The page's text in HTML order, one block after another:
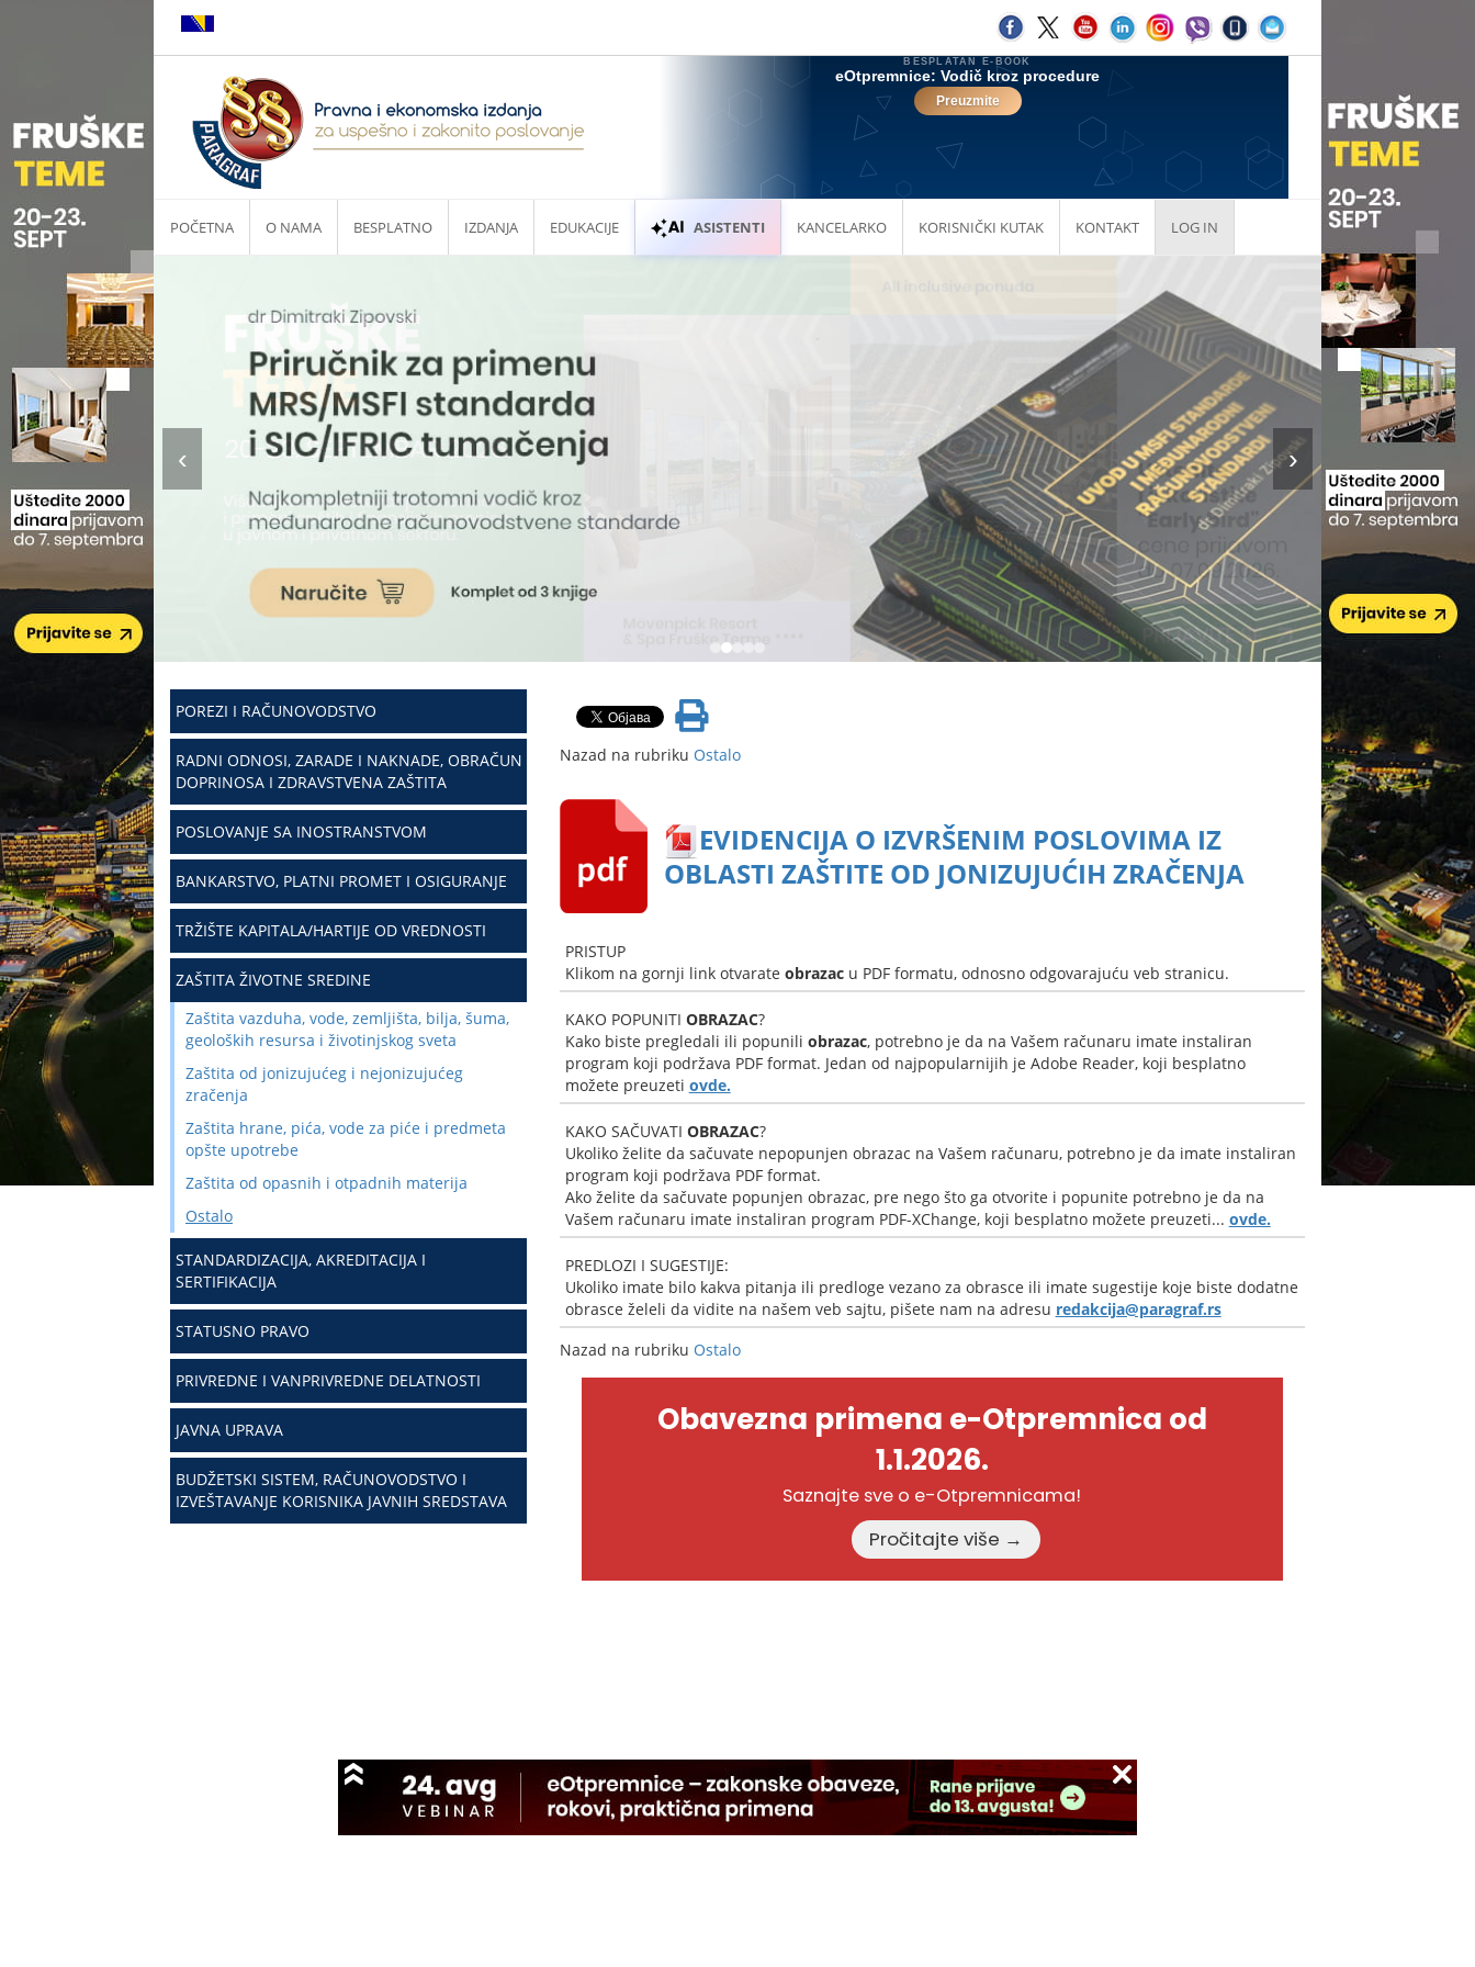
POČETNA O NAMA BESPLATNO IZDANJA EDUKACIJE ASISTENTI KANCELARKO KORISNIČKI KUTAK KONTAKT LOG IN
POREZI I RAČUNOVODSTVO
RADNI ODNOSI, ZARADE I NAKNADE, OBRAČUN
DOPRINOSA I ZDRAVSTVENA ZAŠTITA
POSLOVANJE SA INOSTRANSTVOM
BANKARSTVO, PLATNI PROMET I OSIGURANJE
TRŽIŠTE KAPITALA/HARTIJE OD VREDNOSTI
ZAŠTITA ŽIVOTNE SREDINE
Zaštita vazduha, vode, zemljišta, bilja, šuma,
geoloških resursa i životinjskog sveta
Zaštita od jonizujućeg i nejonizujućeg
zračenja
Zaštita hrane, pića, vode za piće i predmeta
opšte upotrebe
Zaštita od opasnih i otpadnih materija
Ostalo
STANDARDIZACIJA, AKREDITACIJA I
SERTIFIKACIJA
STATUSNO PRAVO
PRIVREDNE I VANPRIVREDNE DELATNOSTI
JAVNA UPRAVA
BUDŽETSKI SISTEM, RAČUNOVODSTVO I
IZVEŠTAVANJE KORISNIKA JAVNIH SREDSTAVA
Nazad na rubriku Ostalo
EVIDENCIJA O IZVRŠENIM POSLOVIMA IZ
OBLASTI ZAŠTITE OD JONIZUJUĆIH ZRAČENJA
PRISTUP
Klikom na gornji link otvarate obrazacu PDF formatu, odnosno odgovarajuću veb stranicu.
KAKO POPUNITI OBRAZAC?
Kako biste pregledali ili popunili obrazac, potrebno je da na Vašem računaru imate instaliran
program koji podržava PDF format. Jedan od najpopularnijih je Adobe Reader, koji besplatno
možete preuzeti ovde.
KAKO SAČUVATI OBRAZAC?
Ukoliko želite da sačuvate nepopunjen obrazac na Vašem računaru, potrebno je da imate instaliran
program koji podržava PDF format.
Ako želite da sačuvate popunjen obrazac, pre nego što ga otvorite i popunite potrebno je da na
Vašem računaru imate instaliran program PDF-XChange, koji besplatno možete preuzeti... ovde.
PREDLOZI I SUGESTIJE:
Ukoliko imate bilo kakva pitanja ili predloge vezano za obrasce ili imate sugestije koje biste dodatne
obrasce želeli da vidite na našem veb sajtu, pišete nam na adresu redakcija@paragraf.rs
Nazad na rubriku Ostalo
Obavezna primena e-Otpremnica od
1.1.2026.
Saznajte sve o e-Otpremnicama!
Pročitajte više →